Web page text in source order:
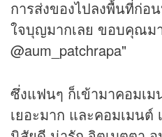
การส่งของไปลงพื้นที่ก่อ
ใจบุญมากเลย ขอบคุณม
@aum_patchrapa"
ซึ่งแฟนๆ ก็เข้ามาคอมเ
เยอะมาก และคอมเมน